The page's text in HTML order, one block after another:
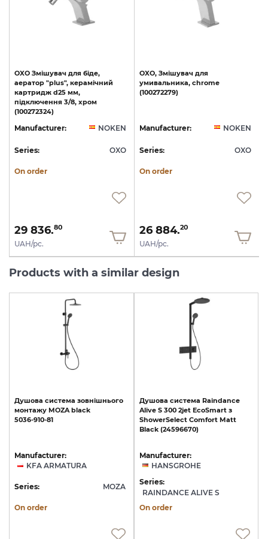
OXO Змішувач для біде,
аератор "plus", керамічний
картридж d25 мм,
підключення 3/8, хром
(100272324)
Manufacturer: NOKEN
Series: OXO
On order
29 836.80
UAH/pc.
OXO, Змішувач для
умивальника, chrome
(100272279)
Manufacturer: NOKEN
Series: OXO
On order
26 884.20
UAH/pc.
Products with a similar design
Душова система зовнішнього
монтажу MOZA black
5036-910-81
Manufacturer:
KFA ARMATURA
Series: MOZA
On order
Душова система Raindance
Alive S 300 2jet EcoSmart з
ShowerSelect Comfort Matt
Black (24596670)
Manufacturer:
HANSGROHE
Series:
RAINDANCE ALIVE S
On order